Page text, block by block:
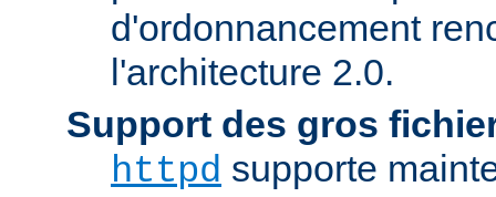
d'ordonnancement
l'architecture 2.0.
Support des gros
httpd supporte